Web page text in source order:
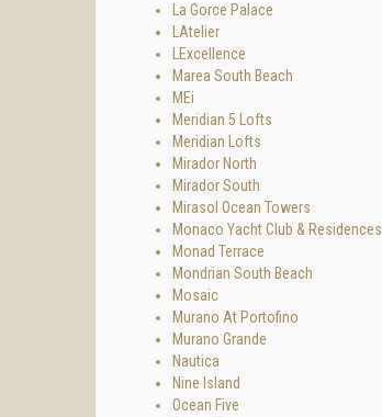
La Gorce Palace
LAtelier
LExcellence
Marea South Beach
MEi
Meridian 5 Lofts
Meridian Lofts
Mirador North
Mirador South
Mirasol Ocean Towers
Monaco Yacht Club & Residences
Monad Terrace
Mondrian South Beach
Mosaic
Murano At Portofino
Murano Grande
Nautica
Nine Island
Ocean Five